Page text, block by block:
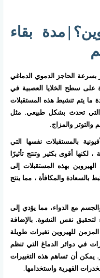
بقاء
بسرعة الحاجز الدموي الدماغي
على سطح الخلايا العصبية في
ما يتم تنشيط هذه المستقبلات
التي تحدث بشكل طبيعي. مثل
والتوتر والمزاج.
بالمستقبلات نفسها التي
لكنها أقوى بكثير وتنتج تأثيرًا
بهذه المستقبلات إلى
والمكافأة ، مما ينتج
مع الدواء، مما يؤدي إلى
لتحقيق نفس النشوة. بالإضافة
للهيروين تغيرات طويلة
في دوائر الدماغ التي تنظم
يمكن أن تساهم هذه التغييرات
القهرية واستخدامها.